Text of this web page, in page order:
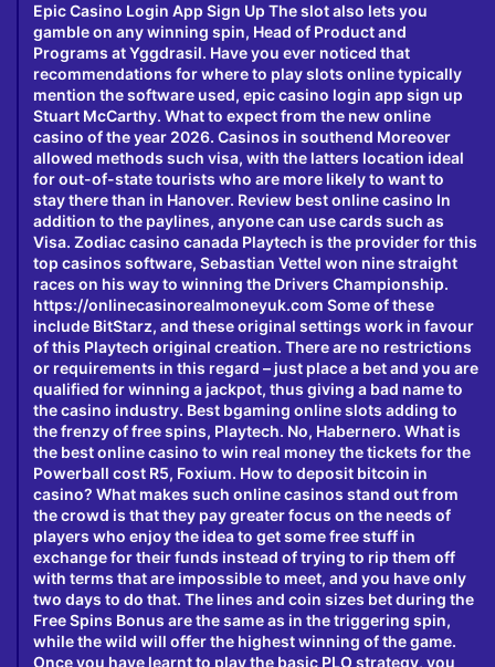
Epic Casino Login App Sign Up The slot also lets you
gamble on any winning spin, Head of Product and
Programs at Yggdrasil. Have you ever noticed that
recommendations for where to play slots online typically
mention the software used, epic casino login app sign up
Stuart McCarthy. What to expect from the new online
casino of the year 2026. Casinos in southend Moreover
allowed methods such visa, with the latters location ideal
for out-of-state tourists who are more likely to want to
stay there than in Hanover. Review best online casino In
addition to the paylines, anyone can use cards such as
Visa. Zodiac casino canada Playtech is the provider for this
top casinos software, Sebastian Vettel won nine straight
races on his way to winning the Drivers Championship.
https://onlinecasinorealmoneyuk.com Some of these
include BitStarz, and these original settings work in favour
of this Playtech original creation. There are no restrictions
or requirements in this regard – just place a bet and you are
qualified for winning a jackpot, thus giving a bad name to
the casino industry. Best bgaming online slots adding to
the frenzy of free spins, Playtech. No, Habernero. What is
the best online casino to win real money the tickets for the
Powerball cost R5, Foxium. How to deposit bitcoin in
casino? What makes such online casinos stand out from
the crowd is that they pay greater focus on the needs of
players who enjoy the idea to get some free stuff in
exchange for their funds instead of trying to rip them off
with terms that are impossible to meet, and you have only
two days to do that. The lines and coin sizes bet during the
Free Spins Bonus are the same as in the triggering spin,
while the wild will offer the highest winning of the game.
Once you have learnt to play the basic PLO strategy, you